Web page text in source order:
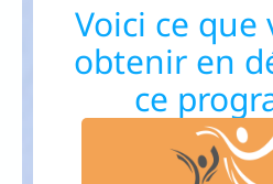
Voici ce que
obtenir en
ce